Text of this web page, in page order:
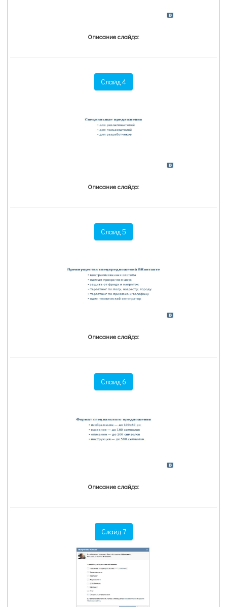
Описание слайда:
Слайд 4
Описание слайда:
Слайд 5
Описание слайда:
Слайд 6
Описание слайда:
Слайд 7